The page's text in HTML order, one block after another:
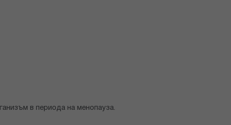
в периода на менопауза.